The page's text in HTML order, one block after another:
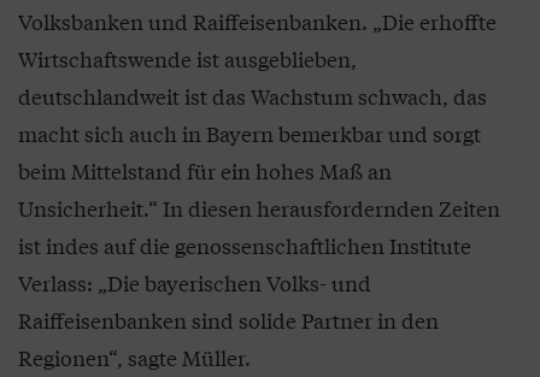
Volksbanken und Raiffeisenbanken. „Die erhoffte
Wirtschaftswende ist ausgeblieben,
deutschlandweit ist das Wachstum schwach, das
macht sich auch in Bayern bemerkbar und sorgt
beim Mittelstand für ein hohes Maß an
Unsicherheit.“ In diesen herausfordernden Zeiten
ist indes auf die genossenschaftlichen Institute
Verlass: „Die bayerischen Volks- und
Raiffeisenbanken sind solide Partner in den
Regionen“, sagte Müller.